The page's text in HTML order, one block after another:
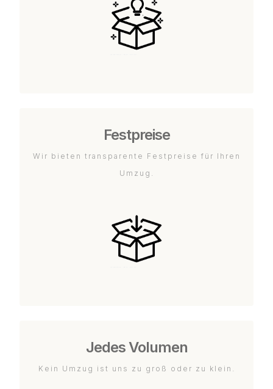
Festpreise
Wir bieten transparente Festpreise für Ihren
Umzug.
Jedes Volumen
Kein Umzug ist uns zu groß oder zu klein.